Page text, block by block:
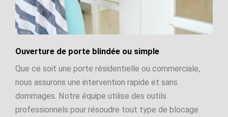
Ouverture de porte blindée ou simple
Que ce soit une porte résidentielle ou commerciale,
nous assurons une intervention rapide et sans
dommages. Notre équipe utilise des outils
professionnels pour résoudre tout type de blocage